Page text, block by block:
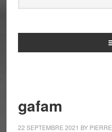
gafam
22 SEPTEMBRE 2021 BY PIERRE